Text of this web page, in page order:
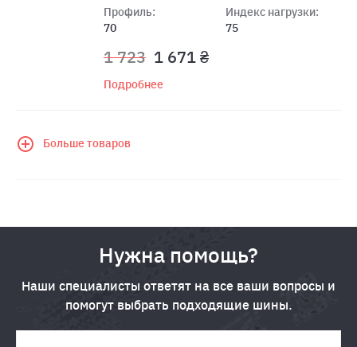
Профиль:
70
Индекс нагрузки:
75
1 723 1 671 ₴
Подробнее
Больше товаров
Нужна помощь?
Наши специалисты ответят на все ваши вопросы и
помогут выбрать подходящие шины.